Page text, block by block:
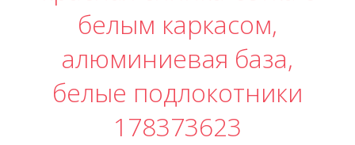
белым каркасом,
алюминиевая база,
белые подлокотники
178373623